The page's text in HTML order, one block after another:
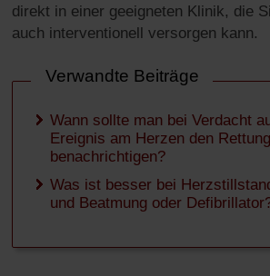
direkt in einer geeigneten Klinik, die
auch interventionell versorgen kann.
Verwandte Beiträge
Wann sollte man bei Verdacht
Ereignis am Herzen den
benachrichtigen?
Was ist besser bei
und Beatmung oder